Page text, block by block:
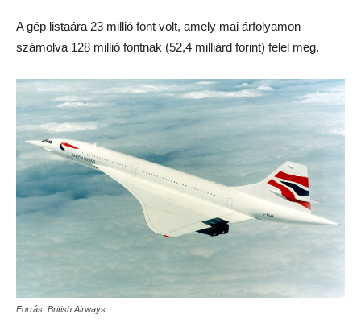
A gép listaára 23 millió font volt, amely mai árfolyamon
számolva 128 millió fontnak (52,4 milliárd forint) felel meg.
Forrás: British Airways